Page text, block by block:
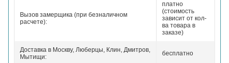
Вызов замерщика (при безналичном
расчете):
платно
(стоимость
зависит от кол-
ва товара в
заказе)
Доставка в Москву, Люберцы, Клин, Дмитров,
Мытищи:
бесплатно